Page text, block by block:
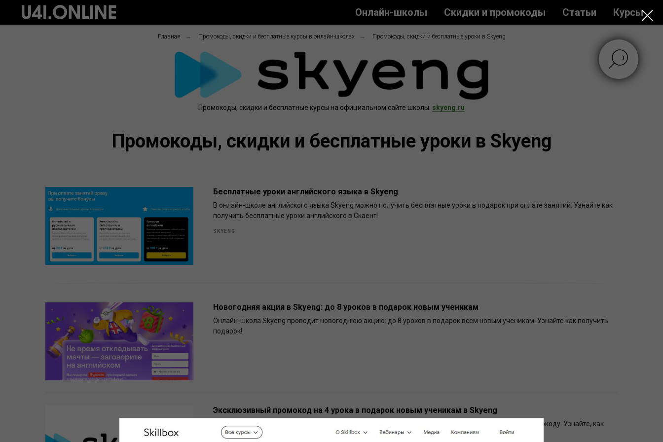
Онлайн-школы Скидки и промокоды Статьи Курсы
Главная → Промокоды, скидки и бесплатные курсы в онлайн-школах → Промокоды, скидки и бесплатные уроки в Skyeng
Промокоды, скидки и бесплатные курсы на официальном сайте школы: skyeng.ru
Промокоды, скидки и бесплатные уроки в Skyeng
Бесплатные уроки английского языка в Skyeng
В онлайн-школе английского языка Skyeng можно получить бесплатные уроки в подарок при оплате занятий. Узнайте как
получить бесплатные уроки английского в Скаенг!
SKYENG
Новогодняя акция в Skyeng: до 8 уроков в подарок новым ученикам
Онлайн-школа Skyeng проводит новогоднюю акцию: до 8 уроков в подарок всем новым ученикам. Узнайте как получить
подарок!
Эксклюзивный промокод на 4 урока в подарок новым ученикам в Skyeng
В онлайн-шкале Skyeng вы можете получить до 4 уроков в подарок по нашему эксклюзивному промокоду. Узнайте, как
активировать промокод и получить беспутные уроки!